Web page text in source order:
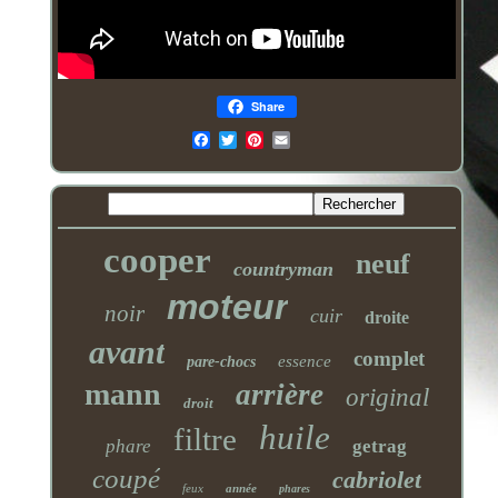
Share
cooper countryman neuf
noir moteur cuir droite
avant pare-chocs essence complet
mann droit arrière original
phare filtre huile getrag
coupé feux année phares cabriolet